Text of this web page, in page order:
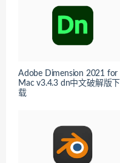
Adobe Dimension 2021 for
Mac v3.4.3 dn中文破解版下
载